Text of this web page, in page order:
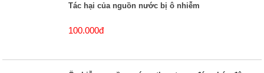
Tác hại của nguồn nước bị ô nhiễm
100.000đ